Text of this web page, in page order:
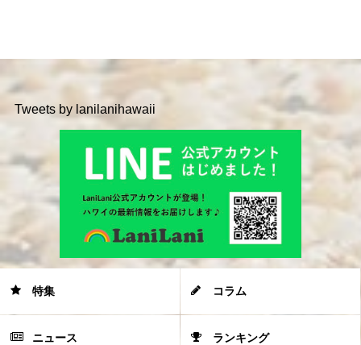
Tweets by lanilanihawaii
特集 コラム
ニュース ランキング